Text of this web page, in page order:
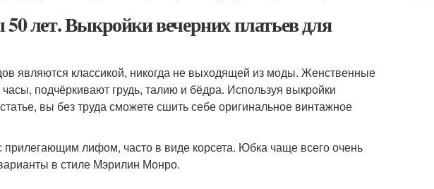
лет. Выкройки вечерних платьев для
являются классикой, никогда не выходящей из моды. Женственные
подчёркивают грудь, талию и бёдра. Используя выкройки
вы без труда сможете сшить себе оригинальное винтажное
прилегающим лифом, часто в виде корсета. Юбка чаще всего очень
в стиле Мэрилин Монро.